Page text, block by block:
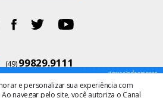
e personalizar sua experiência com
navegar pelo site, você autoriza o Canal
(49)99829.9111
BR-282, número 500